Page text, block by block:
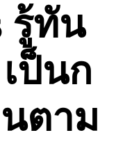
รู้ทัน
ป็นก
ตาม